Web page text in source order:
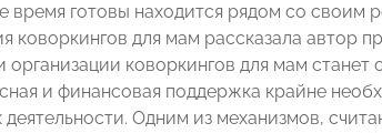
время готовы находится рядом со своим
коворкингов для мам рассказала автор
коворкингов для мам станет
и финансовая поддержка крайне
Одним из механизмов,